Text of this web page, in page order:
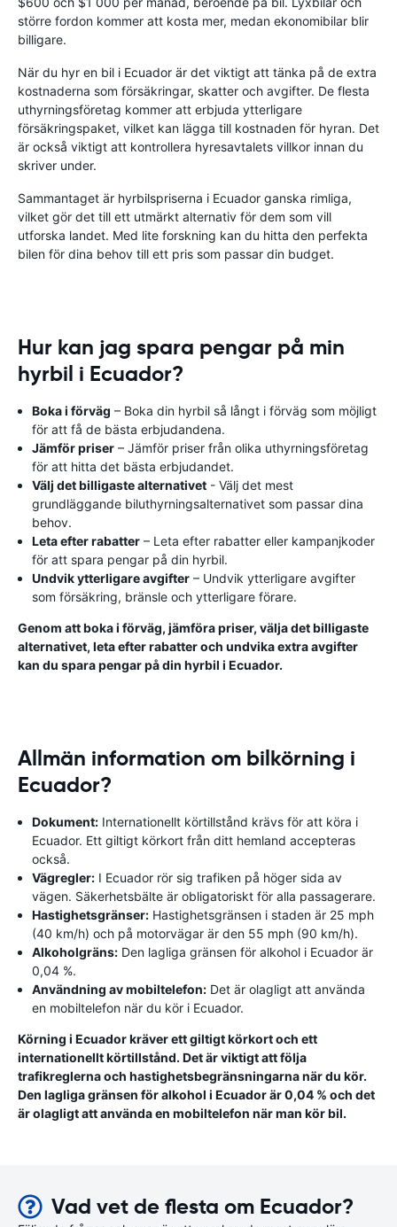
större fordon kommer att kosta mer, medan ekonomibilar blir
billigare.
När du hyr en bil i Ecuador är det viktigt att tänka på de extra
kostnaderna som försäkringar, skatter och avgifter. De flesta
uthyrningsföretag kommer att erbjuda ytterligare
försäkringspaket, vilket kan lägga till kostnaden för hyran. Det
är också viktigt att kontrollera hyresavtalets villkor innan du
skriver under.
Sammantaget är hyrbilspriserna i Ecuador ganska rimliga,
vilket gör det till ett utmärkt alternativ för dem som vill
utforska landet. Med lite forskning kan du hitta den perfekta
bilen för dina behov till ett pris som passar din budget.
Hur kan jag spara pengar på min
hyrbil i Ecuador?
Boka i förväg – Boka din hyrbil så långt i förväg som möjligt
för att få de bästa erbjudandena.
Jämför priser – Jämför priser från olika uthyrningsföretag
för att hitta det bästa erbjudandet.
Välj det billigaste alternativet - Välj det mest
grundläggande biluthyrningsalternativet som passar dina
behov.
Leta efter rabatter – Leta efter rabatter eller kampanjkoder
för att spara pengar på din hyrbil.
Undvik ytterligare avgifter – Undvik ytterligare avgifter
som försäkring, bränsle och ytterligare förare.
Genom att boka i förväg, jämföra priser, välja det billigaste
alternativet, leta efter rabatter och undvika extra avgifter
kan du spara pengar på din hyrbil i Ecuador.
Allmän information om bilkörning i
Ecuador?
Dokument: Internationellt körtillstånd krävs för att köra i
Ecuador. Ett giltigt körkort från ditt hemland accepteras
också.
Vägregler: I Ecuador rör sig trafiken på höger sida av
vägen. Säkerhetsbälte är obligatoriskt för alla passagerare.
Hastighetsgränser: Hastighetsgränsen i staden är 25 mph
(40 km/h) och på motorvägar är den 55 mph (90 km/h).
Alkoholgräns: Den lagliga gränsen för alkohol i Ecuador är
0,04 %.
Användning av mobiltelefon: Det är olagligt att använda
en mobiltelefon när du kör i Ecuador.
Körning i Ecuador kräver ett giltigt körkort och ett
internationellt körtillstånd. Det är viktigt att följa
trafikreglerna och hastighetsbegränsningarna när du kör.
Den lagliga gränsen för alkohol i Ecuador är 0,04 % och det
är olagligt att använda en mobiltelefon när man kör bil.
Vad vet de flesta om Ecuador?